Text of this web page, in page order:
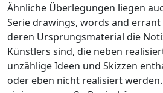
Ähnliche Überlegungen liegen
Serie drawings, words and
deren Ursprungsmaterial die
Künstlers sind, die neben
unzählige Ideen und Skizzen
oder eben nicht realisiert